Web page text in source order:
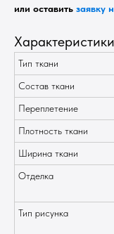
или оставить заявку
Тип ткани
Состав ткани
Переплетение
Плотность ткани
Ширина ткани
Отделка
Тип рисунка